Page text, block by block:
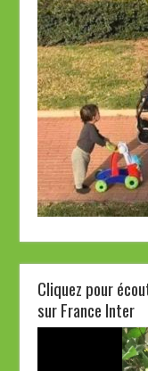
Cliquez pour
sur France Inter